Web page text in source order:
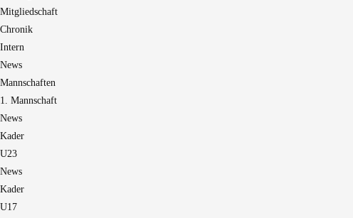
Mitgliedschaft
Chronik
Intern
News
Mannschaften
1. Mannschaft
News
Kader
U23
News
Kader
U17